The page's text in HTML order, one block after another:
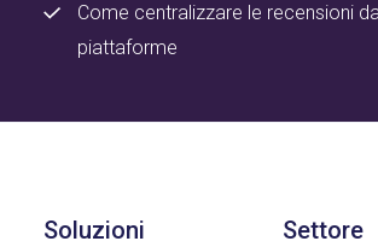
Come centralizzare le recensioni
piattaforme
Soluzioni Settore